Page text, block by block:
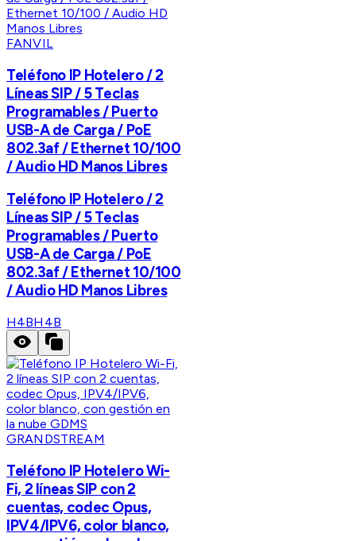
FANVIL
Teléfono IP Hotelero / 2
Líneas SIP / 5 Teclas
Programables / Puerto
USB-A de Carga / PoE
802.3af / Ethernet 10/100
/ Audio HD Manos Libres
Teléfono IP Hotelero / 2
Líneas SIP / 5 Teclas
Programables / Puerto
USB-A de Carga / PoE
802.3af / Ethernet 10/100
/ Audio HD Manos Libres
H4BH4B
GRANDSTREAM
Teléfono IP Hotelero Wi-
Fi, 2 líneas SIP con 2
cuentas, codec Opus,
IPV4/IPV6, color blanco,